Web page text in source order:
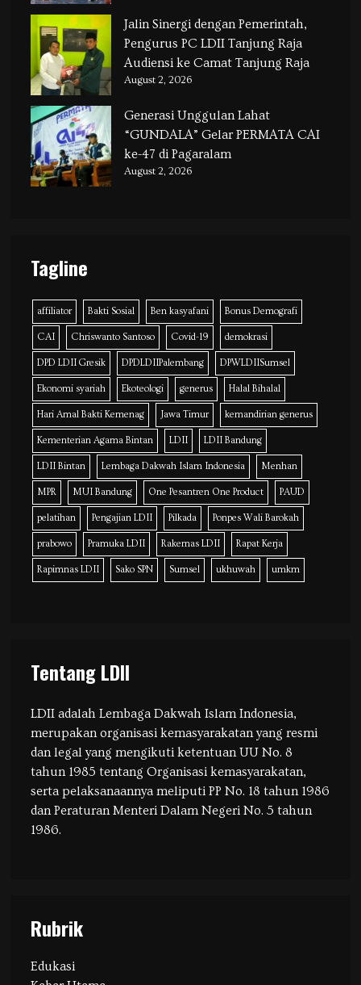
Jalin Sinergi dengan Pemerintah,
Pengurus PC LDII Tanjung Raja
Audiensi ke Camat Tanjung Raja
August 2, 2026
Generasi Unggulan Lahat
“GUNDALA” Gelar PERMATA CAI
ke-47 di Pagaralam
August 2, 2026
Tagline
affiliator Bakti Sosial Ben kasyafani Bonus Demografi
CAI Chriswanto Santoso Covid-19 demokrasi
DPD LDII Gresik DPDLDIIPalembang DPWLDIISumsel
Ekonomi syariah Ekoteologi generus Halal Bihalal
Hari Amal Bakti Kemenag Jawa Timur kemandirian generus
Kementerian Agama Bintan LDII LDII Bandung
LDII Bintan Lembaga Dakwah Islam Indonesia Menhan
MPR MUI Bandung One Pesantren One Product PAUD
pelatihan Pengajian LDII Pilkada Ponpes Wali Barokah
prabowo Pramuka LDII Rakernas LDII Rapat Kerja
Rapimnas LDII Sako SPN Sumsel ukhuwah umkm
Tentang LDII
LDII adalah Lembaga Dakwah Islam Indonesia,
merupakan organisasi kemasyarakatan yang resmi
dan legal yang mengikuti ketentuan UU No. 8
tahun 1985 tentang Organisasi kemasyarakatan,
serta pelaksanaannya meliputi PP No. 18 tahun 1986
dan Peraturan Menteri Dalam Negeri No. 5 tahun
1986.
Rubrik
Edukasi